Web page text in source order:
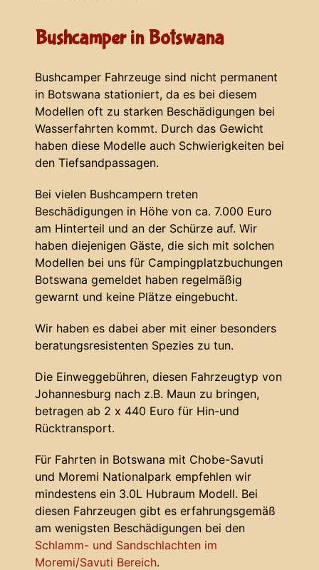
Bushcamper in Botswana
Bushcamper Fahrzeuge sind nicht permanent
in Botswana stationiert, da es bei diesem
Modellen oft zu starken Beschädigungen bei
Wasserfahrten kommt. Durch das Gewicht
haben diese Modelle auch Schwierigkeiten bei
den Tiefsandpassagen.
Bei vielen Bushcampern treten
Beschädigungen in Höhe von ca. 7.000 Euro
am Hinterteil und an der Schürze auf. Wir
haben diejenigen Gäste, die sich mit solchen
Modellen bei uns für Campingplatzbuchungen
Botswana gemeldet haben regelmäßig
gewarnt und keine Plätze eingebucht.
Wir haben es dabei aber mit einer besonders
beratungsresistenten Spezies zu tun.
Die Einweggebühren, diesen Fahrzeugtyp von
Johannesburg nach z.B. Maun zu bringen,
betragen ab 2 x 440 Euro für Hin-und
Rücktransport.
Für Fahrten in Botswana mit Chobe-Savuti
und Moremi Nationalpark empfehlen wir
mindestens ein 3.0L Hubraum Modell. Bei
diesen Fahrzeugen gibt es erfahrungsgemäß
am wenigsten Beschädigungen bei den
Schlamm- und Sandschlachten im
Moremi/Savuti Bereich.